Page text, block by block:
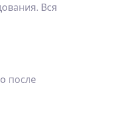
Вся
после